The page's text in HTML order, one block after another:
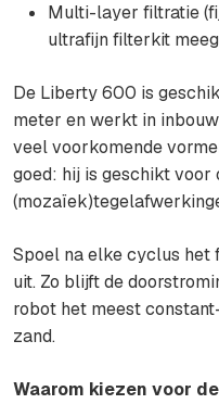
Multi-layer filtratie
ultrafijn filterkit
De Liberty 600 is
meter en werkt in
veel voorkomende
goed: hij is geschikt voor
Spoel na elke cyclus het
uit. Zo blijft de
robot het meest
zand.
Waarom kiezen voor